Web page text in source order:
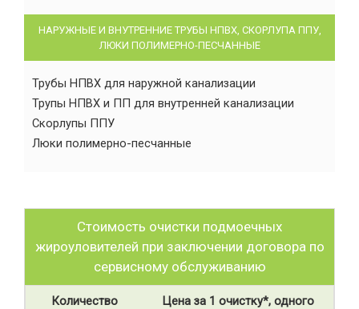
НАРУЖНЫЕ И ВНУТРЕННИЕ ТРУБЫ НПВХ, СКОРЛУПА ППУ,
ЛЮКИ ПОЛИМЕРНО-ПЕСЧАННЫЕ
Трубы НПВХ для наружной канализации
Трупы НПВХ и ПП для внутренней канализации
Скорлупы ППУ
Люки полимерно-песчанные
Стоимость очистки подмоечных
жироуловителей при заключении договора по
сервисному обслуживанию
Количество
Цена за 1 очистку*, одного